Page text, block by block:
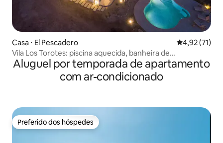
Casa ⋅ El Pescadero 4,92 de uma
4,92 (71)
Vila Los Torotes: piscina aquecida, banheira de
hidromassagem e banho de imersão fria
Aluguel por temporada de apartamento
com ar-condicionado
Preferido dos hóspedes
Preferido dos hóspedes